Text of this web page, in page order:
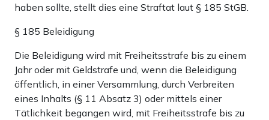
haben sollte, stellt dies eine Straftat laut § 185 StGB.
§ 185 Beleidigung
Die Beleidigung wird mit Freiheitsstrafe bis zu einem
Jahr oder mit Geldstrafe und, wenn die Beleidigung
öffentlich, in einer Versammlung, durch Verbreiten
eines Inhalts (§ 11 Absatz 3) oder mittels einer
Tätlichkeit begangen wird, mit Freiheitsstrafe bis zu